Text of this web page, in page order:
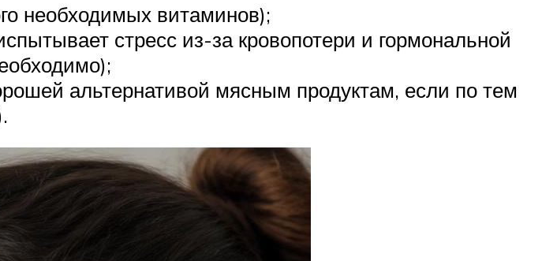
необходимых витаминов);
стресс из-за кровопотери и гормональной
альтернативой мясным продуктам, если по тем